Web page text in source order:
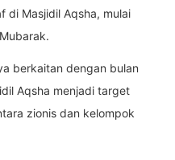
di Masjidil Aqsha, mulai
berkaitan dengan bulan
Aqsha menjadi target
zionis dan kelompok